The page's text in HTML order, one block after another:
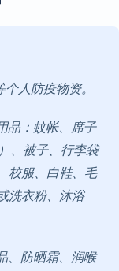
人防疫物资。
品：蚊帐、席子
、被子、行李袋
校服、白鞋、毛
洗衣粉、沐浴
、防晒霜、润喉